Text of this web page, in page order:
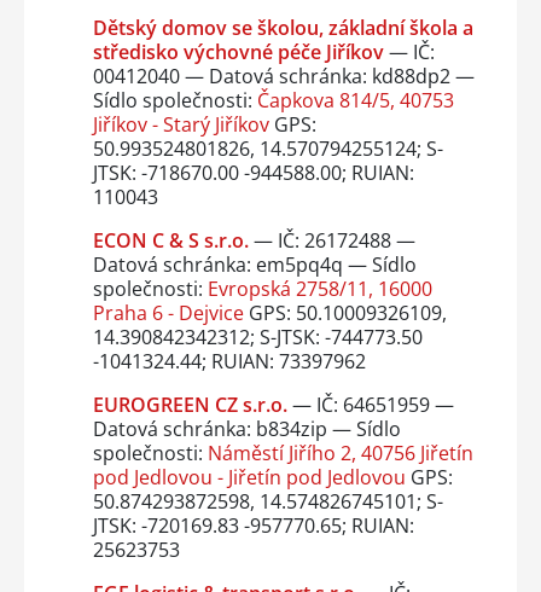
Dětský domov se školou, základní škola a
středisko výchovné péče Jiříkov— IČ:
00412040 — Datová schránka: kd88dp2 —
Sídlo společnosti: Čapkova 814/5, 40753
Jiříkov - Starý JiříkovGPS:
50.993524801826, 14.570794255124; S-
JTSK: -718670.00 -944588.00; RUIAN:
110043
ECON C & S s.r.o.— IČ: 26172488 —
Datová schránka: em5pq4q — Sídlo
společnosti: Evropská 2758/11, 16000
Praha 6 - DejviceGPS: 50.10009326109,
14.390842342312; S-JTSK: -744773.50
-1041324.44; RUIAN: 73397962
EUROGREEN CZ s.r.o.— IČ: 64651959 —
Datová schránka: b834zip — Sídlo
společnosti: Náměstí Jiřího 2, 40756 Jiřetín
pod Jedlovou - Jiřetín pod Jedlovou GPS:
50.874293872598, 14.574826745101; S-
JTSK: -720169.83 -957770.65; RUIAN:
25623753